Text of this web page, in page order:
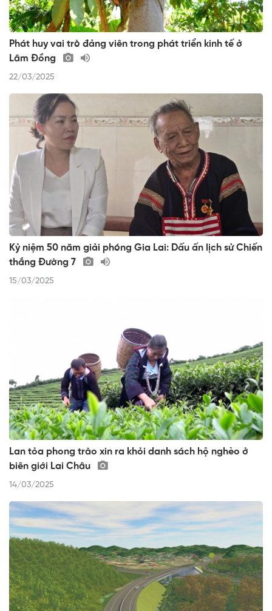
Phát huy vai trò đảng viên trong phát triển kinh tế ở
Lâm Đồng
22/03/2025
Kỷ niệm 50 năm giải phóng Gia Lai: Dấu ấn lịch sử Chiến
thắng Đường 7
15/03/2025
Lan tỏa phong trào xin ra khỏi danh sách hộ nghèo ở
biên giới Lai Châu
14/03/2025